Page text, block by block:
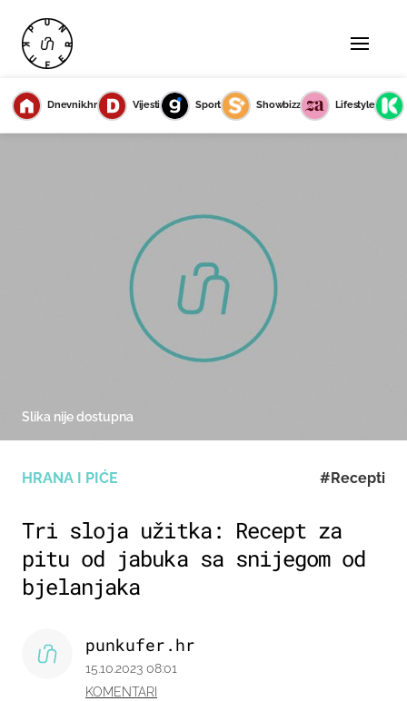
Dnevnik.hr Vijesti Sport Showbizz Lifestyle
HRANA I PIĆE #Recepti
Tri sloja užitka: Recept za
pitu od jabuka sa snijegom od
bjelanjaka
punkufer.hr
15.10.2023 08:01
KOMENTARI
Slika nije dostupna